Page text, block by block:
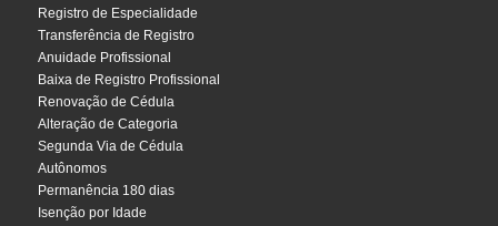
Registro de Especialidade
Transferência de Registro
Anuidade Profissional
Baixa de Registro Profissional
Renovação de Cédula
Alteração de Categoria
Segunda Via de Cédula
Autônomos
Permanência 180 dias
Isenção por Idade